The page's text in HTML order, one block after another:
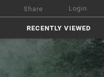
Share Login
RECENTLY VIEWED